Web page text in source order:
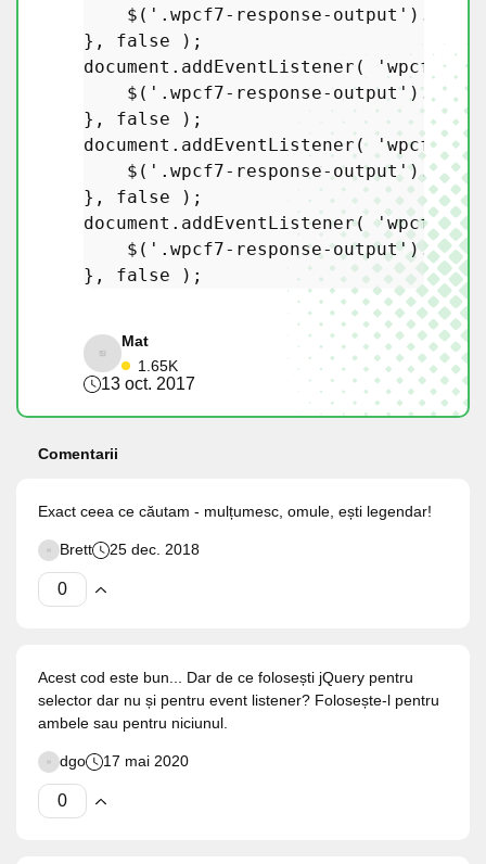
    $(
'.wpcf7-response-output' ).
}, false );
document. addEventListener (
    $(
'.wpcf7-response-output' ).
}, false );
document. addEventListener (
    $(
'.wpcf7-response-output').
}, false );
document. addEventListener(
    $(
'.wpcf7-response-output').
}, false
Mat
1.65K
13 oct. 2017
Comentarii
Exact ceea ce căutam - mulțumesc, omule, ești legendar!
Brett 25 dec. 2018
Acest cod este bun... Dar de ce folosești jQuery pentru
selector dar nu și pentru event listener? Folosește-l pentru
ambele sau pentru niciunul.
dgo 17 mai 2020